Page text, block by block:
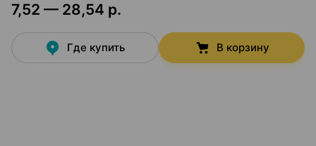
7,52 — 28,54 р.
Где купить В корзину